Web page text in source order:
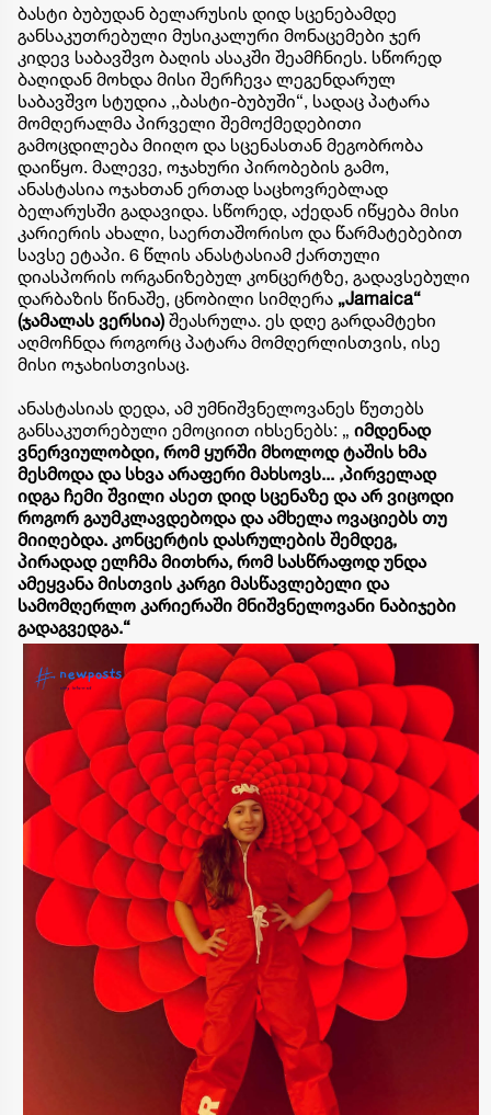
ბასტი ბუბუდან ბელარუსის დიდ სცენებამდე ​
განსაკუთრებული მუსიკალური მონაცემები ჯერ
კიდევ საბავშვო ბაღის ასაკში შეამჩნიეს. სწორედ
ბაღიდან მოხდა მისი შერჩევა ლეგენდარულ
საბავშვო სტუდია ,,ბასტი-ბუბუში“, სადაც პატარა
მომღერალმა პირველი შემოქმედებითი
გამოცდილება მიიღო და სცენასთან მეგობრობა
დაიწყო. ​მალევე, ოჯახური პირობების გამო,
ანასტასია ოჯახთან ერთად საცხოვრებლად
ბელარუსში გადავიდა. სწორედ, აქედან იწყება მისი
კარიერის ახალი, საერთაშორისო და წარმატებებით
სავსე ეტაპი. 6 წლის ანასტასიამ ქართული
დიასპორის ორგანიზებულ კონცერტზე, გადავსებული
დარბაზის წინაშე, ცნობილი სიმღერა „Jamaica“
(ჯამალას ვერსია) შეასრულა. ეს დღე გარდამტეხი
აღმოჩნდა როგორც პატარა მომღერლისთვის, ისე
მისი ოჯახისთვისაც.
ანასტასიას დედა, ამ უმნიშვნელოვანეს წუთებს
განსაკუთრებული ემოციით იხსენებს: ​„ იმდენად
ვნერვიულობდი, რომ ყურში მხოლოდ ტაშის ხმა
მესმოდა და სხვა არაფერი მახსოვს... ,პირველად
იდგა ჩემი შვილი ასეთ დიდ სცენაზე და არ ვიცოდი
როგორ გაუმკლავდებოდა და ამხელა ოვაციებს თუ
მიიღებდა. კონცერტის დასრულების შემდეგ,
პირადად ელჩმა მითხრა, რომ სასწრაფოდ უნდა
ამეყვანა მისთვის კარგი მასწავლებელი და
სამომღერლო კარიერაში მნიშვნელოვანი ნაბიჯები
გადაგვედგა.“